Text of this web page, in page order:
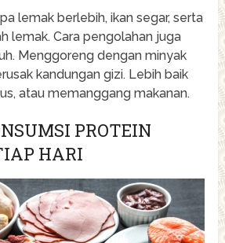
lemak berlebih, ikan segar, serta
lemak. Cara pengolahan juga
Menggoreng dengan minyak
kandungan gizi. Lebih baik
atau memanggang makanan.
PROTEIN
HARI